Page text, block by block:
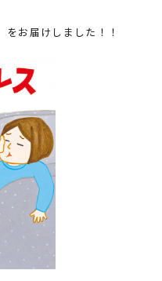
をお届けしました！！